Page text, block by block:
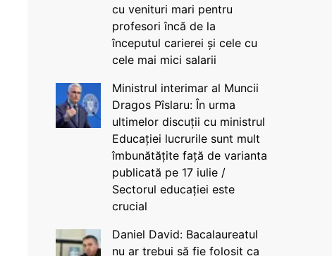
cu venituri mari pentru
profesori încă de la
începutul carierei și cele cu
cele mai mici salarii
Ministrul interimar al Muncii
Dragos Pîslaru: În urma
ultimelor discuții cu ministrul
Educației lucrurile sunt mult
îmbunătățite față de varianta
publicată pe 17 iulie /
Sectorul educației este
crucial
Daniel David: Bacalaureatul
nu ar trebui să fie folosit ca